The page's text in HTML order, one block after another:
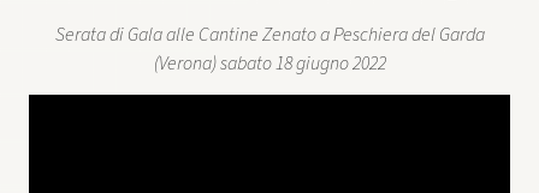
Serata di Gala alle Cantine Zenato a Peschiera del Garda
(Verona) sabato 18 giugno 2022